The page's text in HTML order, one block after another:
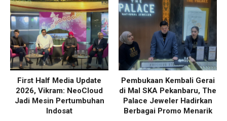
First Half Media Update
2026, Vikram: NeoCloud
Jadi Mesin Pertumbuhan
Indosat
Pembukaan Kembali Gerai
di Mal SKA Pekanbaru, The
Palace Jeweler Hadirkan
Berbagai Promo Menarik